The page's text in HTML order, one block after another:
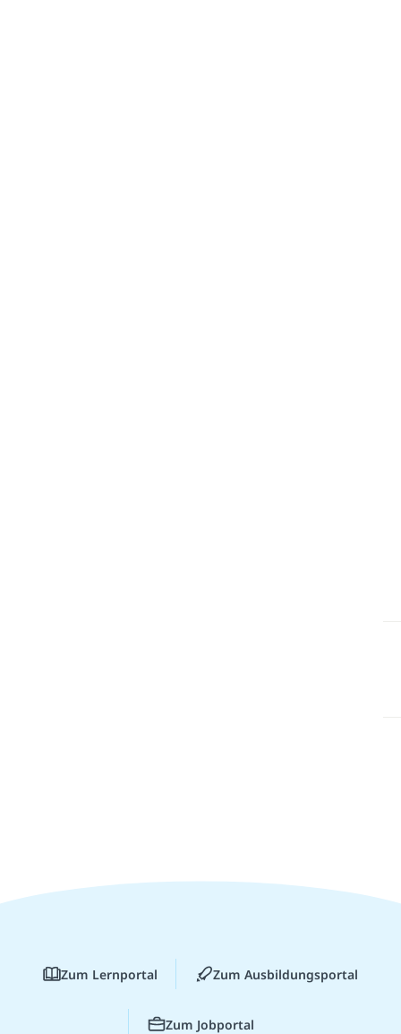
Zum Lernportal Zum Ausbildungsportal
Zum Jobportal